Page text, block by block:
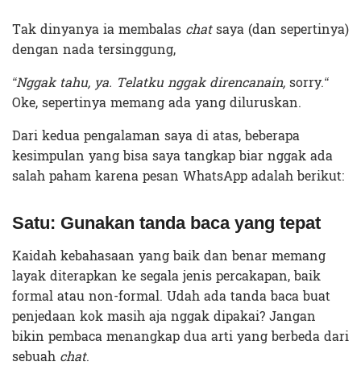
Tak dinyanya ia membalas chatsaya (dan sepertinya)
dengan nada tersinggung,
“Nggak tahu, ya. Telatku nggak direncanain,sorry.“
Oke, sepertinya memang ada yang diluruskan.
Dari kedua pengalaman saya di atas, beberapa
kesimpulan yang bisa saya tangkap biar nggak ada
salah paham karena pesan WhatsApp adalah berikut:
Satu: Gunakan tanda baca yang tepat
Kaidah kebahasaan yang baik dan benar memang
layak diterapkan ke segala jenis percakapan, baik
formal atau non-formal. Udah ada tanda baca buat
penjedaan kok masih aja nggak dipakai? Jangan
bikin pembaca menangkap dua arti yang berbeda dari
sebuah chat.